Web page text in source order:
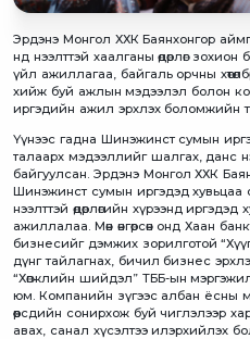
Эрдэнэ Монгол ХХК Баянхонгор
нд нээлттэй хаалганы өдөрлөг зохион
үйл ажиллагаа, байгаль орчны
хийж буй ажлын мэдээлэл болон
иргэдийн ажил эрхлэх боломжийн
Үүнээс гадна Шинэжинст сумын
талаарх мэдээллийг шалгах, данс
байгуулсан. Эрдэнэ Монгол ХХК
Шинэжинст сумын иргэдэд
нээлттэй өдөрлөгийн хүрээнд
ажиллалаа. Мөн өнгөрсөн онд Хаан
бизнесийг дэмжих зорилготой
дүнг тайлагнах, бичил бизнес
“Хөгжлийн шийдэл” ТББ-ын
юм. Компанийн зүгээс албан ёсны
өөрсдийн сонирхож буй чиглэлээр
авах, санал хүсэлтээ илэрхийлэх